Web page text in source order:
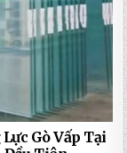
Gò Vấp Tại